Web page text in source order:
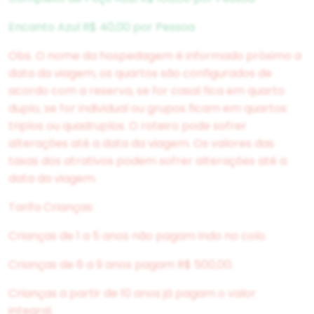
Encanto Azul R$ 40,00 por Pessoa
Obs. O nome da hospedagem é informado próximo a
data da viagem, os quartos são configurados de
acordo com a reserva, se for casal fica em quarto
duplo, se for individual ou grupos ficam em quartos
triplos ou quadruplos. O roteiro pode sofrer
alterações até a data da viagem. Os valores das
taxas dos atrativos podem sofrer alterações até a
data da viagem.
Tarifa Crianças:
Crianças de 1 a 5 anos não pagam indo no colo.
Crianças de 6 a 9 anos pagam R$ 500,00.
Crianças a partir de 10 anos já pagam o valor
integral.